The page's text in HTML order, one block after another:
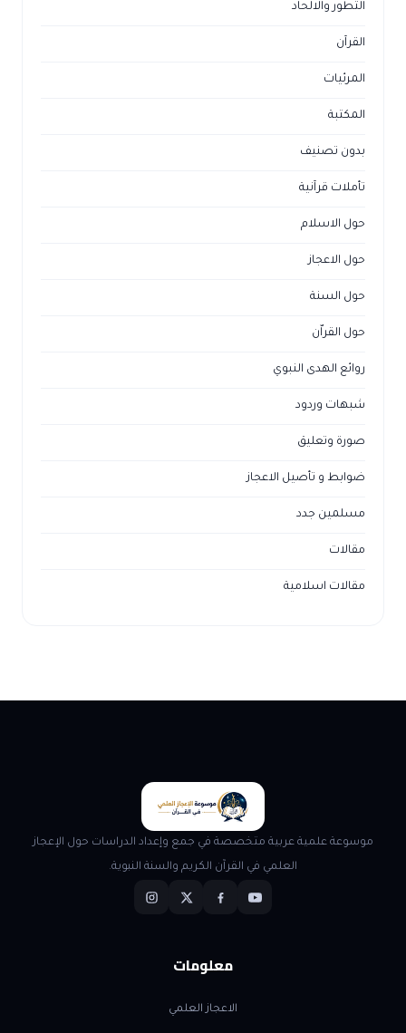
التطور والالحاد
القرآن
المرئيات
المكتبة
بدون تصنيف
تأملات قرآنية
حول الاسلام
حول الاعجاز
حول السنة
حول القراّن
روائع الهدى النبوي
شبهات وردود
صورة وتعليق
ضوابط و تأصيل الاعجاز
مسلمين جدد
مقالات
مقالات اسلامية
موسوعة علمية عربية متخصصة في جمع وإعداد الدراسات حول الإعجاز
العلمي في القرآن الكريم والسنة النبوية.
معلومات
الاعجاز العلمي